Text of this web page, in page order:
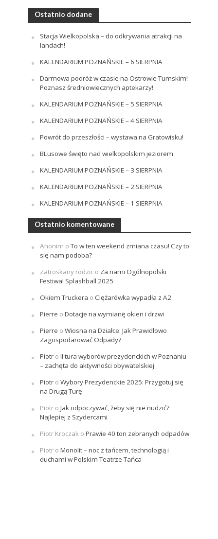
Ostatnio dodane
Stacja Wielkopolska – do odkrywania atrakcji na
landach!
KALENDARIUM POZNAŃSKIE – 6 SIERPNIA
Darmowa podróż w czasie na Ostrowie Tumskim!
Poznasz średniowiecznych aptekarzy!
KALENDARIUM POZNAŃSKIE – 5 SIERPNIA
KALENDARIUM POZNAŃSKIE – 4 SIERPNIA
Powrót do przeszłości – wystawa na Gratowisku!
BLusowe święto nad wielkopolskim jeziorem
KALENDARIUM POZNAŃSKIE – 3 SIERPNIA
KALENDARIUM POZNAŃSKIE – 2 SIERPNIA
KALENDARIUM POZNAŃSKIE – 1 SIERPNIA
Ostatnio komentowane
Anonim oTo w ten weekend zmiana czasu! Czy to
się nam podoba?
Zatroskany rodzico Za nami Ogólnopolski
Festiwal Splashball 2025
Okiem Truckera o Ciężarówka wypadła z A2
Pierre o Dotacje na wymianę okien i drzwi
Pierre o Wiosna na Działce: Jak Prawidłowo
Zagospodarować Odpady?
Piotro II tura wyborów prezydenckich w Poznaniu
– zachęta do aktywności obywatelskiej
Piotro Wybory Prezydenckie 2025: Przygotuj się
na Drugą Turę
Piotro Jak odpoczywać, żeby się nie nudzić?
Najlepiej z Szydercami
Piotr Kroczako Prawie 40 ton zebranych odpadów
Piotro Monolit – noc z tańcem, technologią i
duchami w Polskim Teatrze Tańca